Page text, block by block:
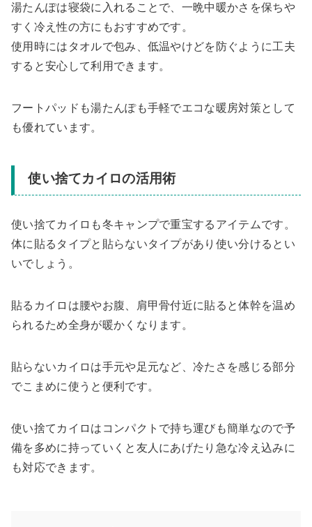
湯たんぽは寝袋に入れることで、一晩中暖かさを保ちや
すく冷え性の方にもおすすめです。
使用時にはタオルで包み、低温やけどを防ぐように工夫
すると安心して利用できます。
フートパッドも湯たんぽも手軽でエコな暖房対策として
も優れています。
使い捨てカイロの活用術
使い捨てカイロも冬キャンプで重宝するアイテムです。
体に貼るタイプと貼らないタイプがあり使い分けるとい
いでしょう。
貼るカイロは腰やお腹、肩甲骨付近に貼ると体幹を温め
られるため全身が暖かくなります。
貼らないカイロは手元や足元など、冷たさを感じる部分
でこまめに使うと便利です。
使い捨てカイロはコンパクトで持ち運びも簡単なので予
備を多めに持っていくと友人にあげたり急な冷え込みに
も対応できます。